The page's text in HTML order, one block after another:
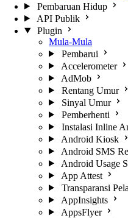
Pembaruan Hidup
API Publik
Plugin
Mula-Mula
Pembarui
Accelerometer
AdMob
Rentang Umur
Sinyal Umur
Pemberhenti
Instalasi Inline
Android Kiosk
Android SMS
Android Usage
App Attest
Transparansi
AppInsights
AppsFlyer